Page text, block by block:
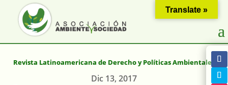
Revista Latinoamericana de Derecho y Políticas Ambientales
Dic 13, 2017
Translate »